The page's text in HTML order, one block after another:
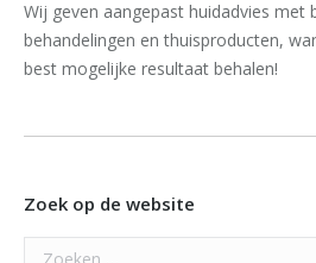
Wij geven aangepast huidadvies met
behandelingen en thuisproducten,
best mogelijke resultaat behalen!
Zoek op de website
Search: